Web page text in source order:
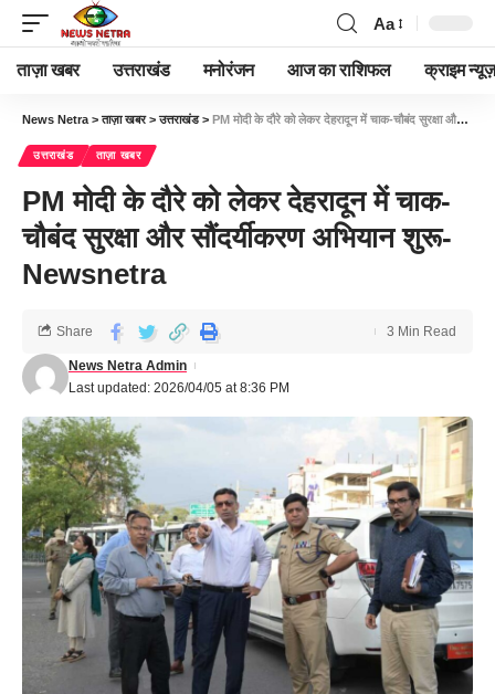
Aa
ताज़ा खबर उत्तराखंड मनोरंजन आज का राशिफल क्राइम न्यूज़
News Netra >ताज़ा खबर>उत्तराखंड> PM मोदी के दौरे को लेकर देहरादून में चाक-चौबंद सुरक्षा और सौंदर्यीकरण अभियान शुरू-Newsnetra
उत्तराखंड ताज़ा खबर
PM मोदी के दौरे को लेकर देहरादून में चाक-
चौबंद सुरक्षा और सौंदर्यीकरण अभियान शुरू-
Newsnetra
Last updated: 2026/04/05 at 8:36 PM
News Netra Admin
Share 3 Min Read